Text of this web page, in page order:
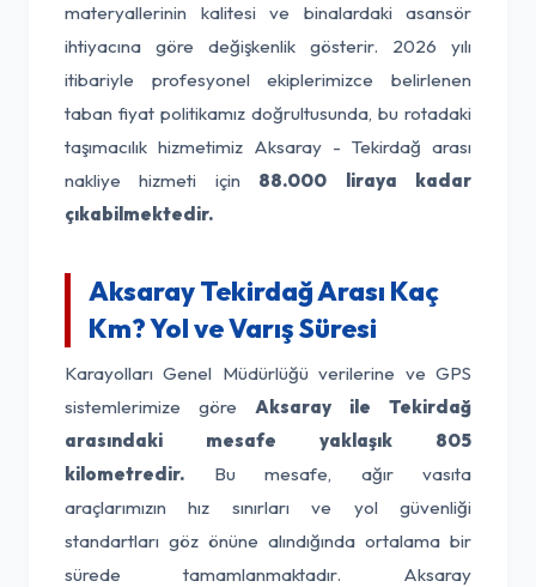
materyallerinin kalitesi ve binalardaki asansör
ihtiyacına göre değişkenlik gösterir. 2026 yılı
itibariyle profesyonel ekiplerimizce belirlenen
taban fiyat politikamız doğrultusunda, bu rotadaki
taşımacılık hizmetimiz Aksaray - Tekirdağ arası
nakliye hizmeti için 88.000 liraya kadar
çıkabilmektedir.
Aksaray Tekirdağ Arası Kaç
Km? Yol ve Varış Süresi
Karayolları Genel Müdürlüğü verilerine ve GPS
sistemlerimize göre Aksaray ile Tekirdağ
arasındaki mesafe yaklaşık 805
kilometredir. Bu mesafe, ağır vasıta
araçlarımızın hız sınırları ve yol güvenliği
standartları göz önüne alındığında ortalama bir
sürede tamamlanmaktadır. Aksaray